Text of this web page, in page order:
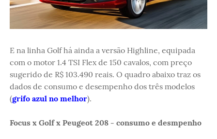
E na linha Golf há ainda a versão Highline, equipada
com o motor 1.4 TSI Flex de 150 cavalos, com preço
sugerido de R$ 103.490 reais. O quadro abaixo traz os
dados de consumo e desempenho dos três modelos
(grifo azul no melhor).
Focus x Golf x Peugeot 208 - consumo e desmpenho